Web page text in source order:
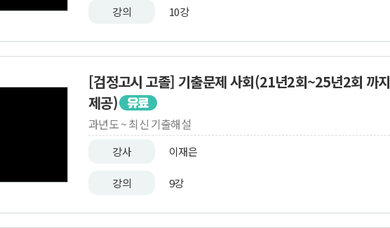
강의 10강
[검정고시 고졸] 기출문제 사회(21년2회~25년2회 까지
제공)
과년도 ~ 최신 기출해설
강사 이재은
강의 9강